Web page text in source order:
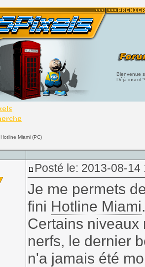
Bienvenue
Déjà inscrit
Hotline Miami (PC)
Posté le: 2013-08-14
Je me permets
fini Hotline Miami
Certains niveaux
nerfs, le dernier
n'a jamais été